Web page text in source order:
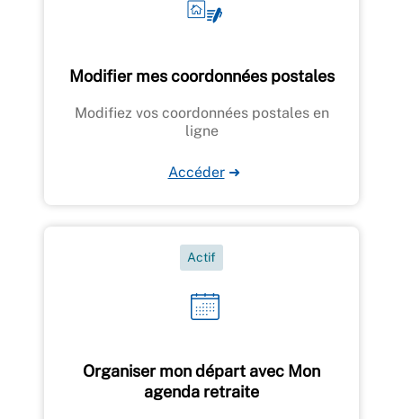
Modifier mes coordonnées postales
Modifiez vos coordonnées postales en
ligne
Accéder ➜
Organiser mon départ avec Mon
agenda retraite
Actif